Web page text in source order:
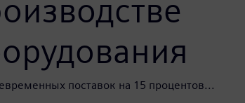
поставок на 15 процентов...